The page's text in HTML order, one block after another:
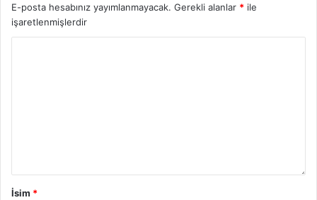
E-posta hesabınız yayımlanmayacak. Gerekli alanlar * ile
işaretlenmişlerdir
İsim *